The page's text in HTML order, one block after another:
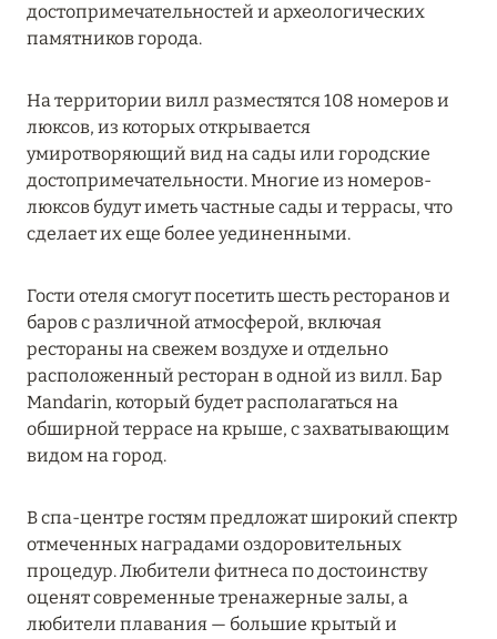
13 мая 2025
ЦЕНАМ
Подробнее
04 апреля 2025
НАПИТКОВ ДЛЯ HB И FB
Подробнее
13 февраля 2025
MANDARIN ORIENTAL JUMEIRA, DUBAI:
Подробнее
11 декабря 2024
достопримечательностей и археологических
памятников города.
На территории вилл разместятся 108 номеров и
люксов, из которых открывается
умиротворяющий вид на сады или городские
достопримечательности. Многие из номеров-
люксов будут иметь частные сады и террасы, что
сделает их еще более уединенными.
Гости отеля смогут посетить шесть ресторанов и
баров с различной атмосферой, включая
рестораны на свежем воздухе и отдельно
расположенный ресторан в одной из вилл. Бар
Mandarin, который будет располагаться на
обширной террасе на крыше, с захватывающим
видом на город.
В спа-центре гостям предложат широкий спектр
отмеченных наградами оздоровительных
процедур. Любители фитнеса по достоинству
оценят современные тренажерные залы, а
любители плавания — большие крытый и